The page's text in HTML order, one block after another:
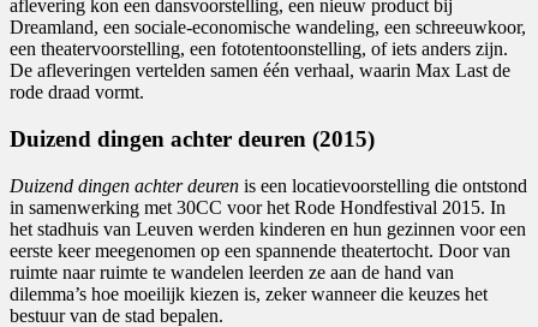
aflevering kon een dansvoorstelling, een nieuw product bij
Dreamland, een sociale-economische wandeling, een schreeuwkoor,
een theatervoorstelling, een fototentoonstelling, of iets anders zijn.
De afleveringen vertelden samen één verhaal, waarin Max Last de
rode draad vormt.
Duizend dingen achter deuren (2015)
Duizend dingen achter deuren is een locatievoorstelling die ontstond
in samenwerking met 30CC voor het Rode Hondfestival 2015. In
het stadhuis van Leuven werden kinderen en hun gezinnen voor een
eerste keer meegenomen op een spannende theatertocht. Door van
ruimte naar ruimte te wandelen leerden ze aan de hand van
dilemma’s hoe moeilijk kiezen is, zeker wanneer die keuzes het
bestuur van de stad bepalen.